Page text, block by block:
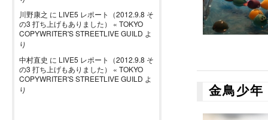
川野康之 に LIVE5 レポート（2012.9.8 そ
の3 打ち上げもありました） « TOKYO
COPYWRITER'S STREETLIVE GUILD よ
り
中村直史 に LIVE5 レポート（2012.9.8 そ
の3 打ち上げもありました） « TOKYO
COPYWRITER'S STREETLIVE GUILD よ
り
金鳥少年